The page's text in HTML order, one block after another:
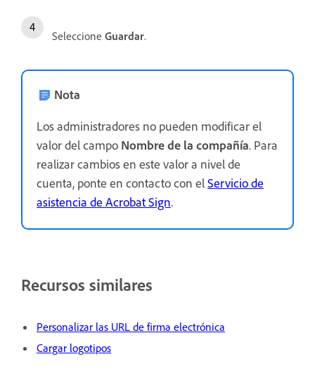
Seleccione Guardar.
Nota
Los administradores no pueden modificar el
valor del campo Nombre de la compañía. Para
realizar cambios en este valor a nivel de
cuenta, ponte en contacto con elServicio de
asistencia de Acrobat Sign.
Recursos similares
Personalizar las URL de firma electrónica
Cargar logotipos